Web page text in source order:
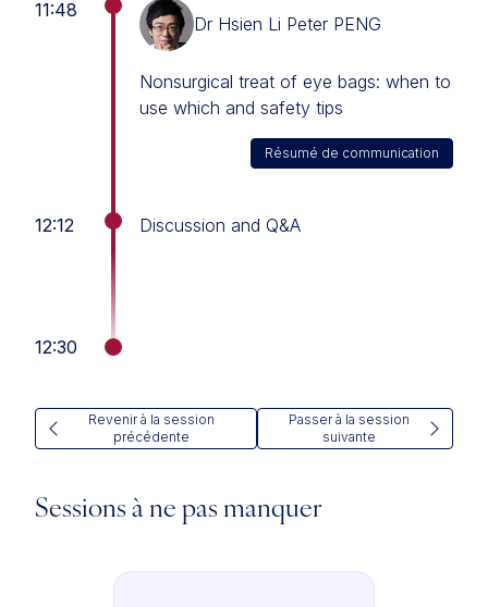
11:48
Dr Hsien Li Peter PENG
Nonsurgical treat of eye bags: when to
use which and safety tips
Résumé de communication
12:12 Discussion and Q&A
12:30
Revenir à la session
précédente
Passer à la session
suivante
Sessions à ne pas manquer